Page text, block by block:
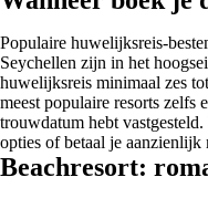
Populaire huwelijksreis-
Seychellen zijn in het
huwelijksreis minimaal zes
meest populaire resorts zelfs
trouwdatum hebt
opties of betaal je aanzienlijk
Beachresort: